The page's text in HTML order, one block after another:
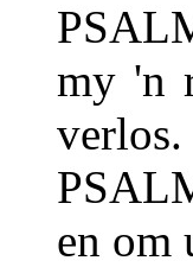
my 'n
verlos.
en om